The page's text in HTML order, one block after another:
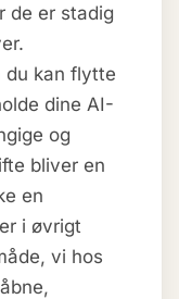
de er stadig
du kan flytte
dine AI-
og
bliver en
en
i øvrigt
vi hos